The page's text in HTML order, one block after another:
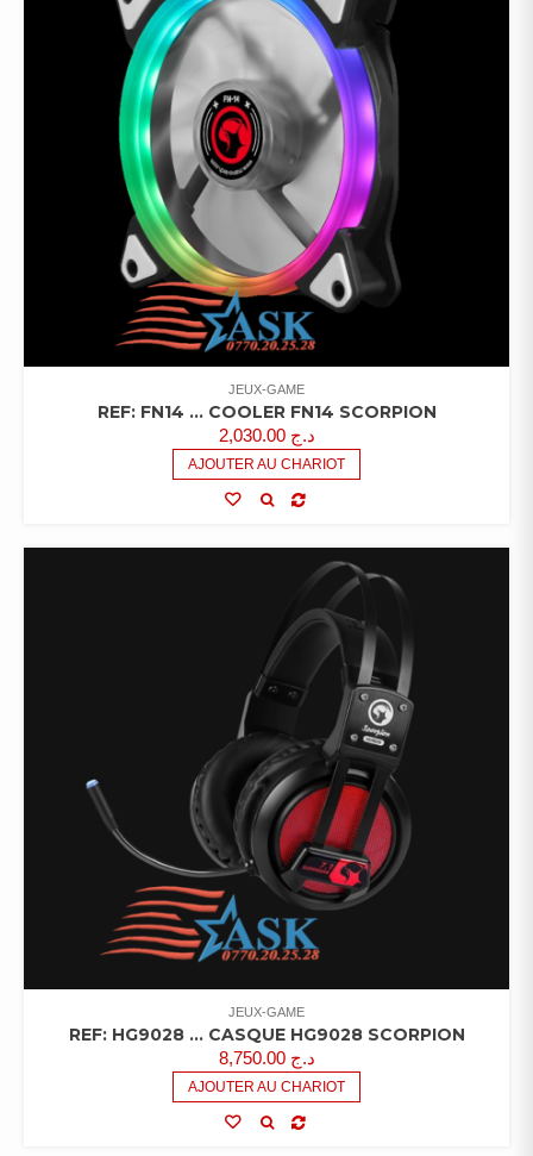
JEUX-GAME
REF: FN14 … COOLER FN14 SCORPION
د.ج 2,030.00
AJOUTER AU CHARIOT
JEUX-GAME
REF: HG9028 … CASQUE HG9028 SCORPION
د.ج 8,750.00
AJOUTER AU CHARIOT